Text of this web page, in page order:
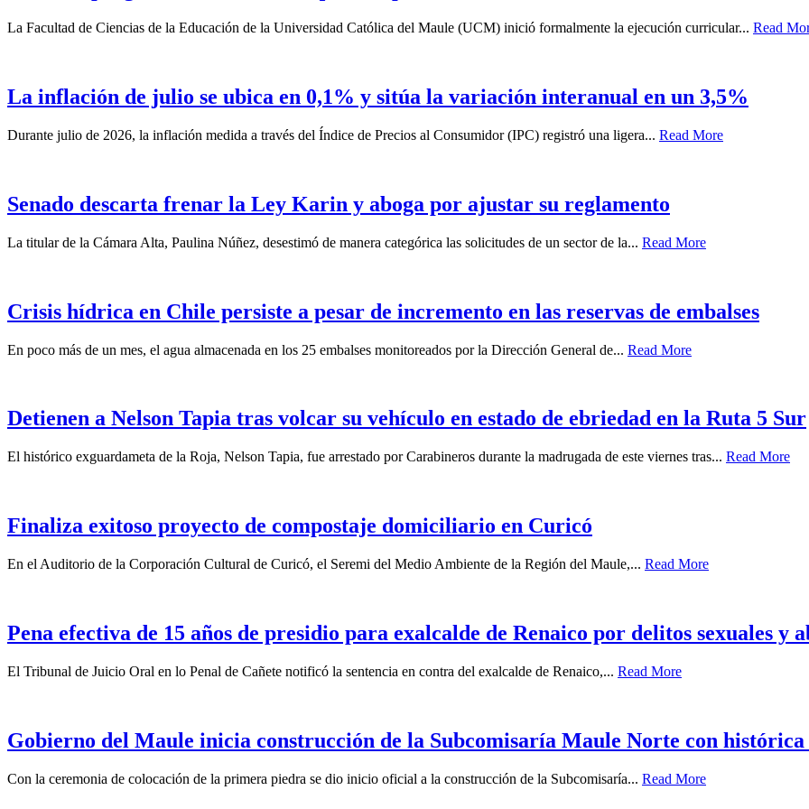
La Facultad de Ciencias de la Educación de la Universidad Católica del Maule (UCM) inició formalmente la ejecución curricular... Read
La inflación de julio se ubica en 0,1% y sitúa la variación interanual en un 3,5%
Durante julio de 2026, la inflación medida a través del Índice de Precios al Consumidor (IPC) registró una ligera... Read More
Senado descarta frenar la Ley Karin y aboga por ajustar su reglamento
La titular de la Cámara Alta, Paulina Núñez, desestimó de manera categórica las solicitudes de un sector de la... Read More
Crisis hídrica en Chile persiste a pesar de incremento en las reservas de embalses
En poco más de un mes, el agua almacenada en los 25 embalses monitoreados por la Dirección General de... Read More
Detienen a Nelson Tapia tras volcar su vehículo en estado de ebriedad en la Ruta 5 Sur
El histórico exguardameta de la Roja, Nelson Tapia, fue arrestado por Carabineros durante la madrugada de este viernes tras... Read More
Finaliza exitoso proyecto de compostaje domiciliario en Curicó
En el Auditorio de la Corporación Cultural de Curicó, el Seremi del Medio Ambiente de la Región del Maule,... Read More
Pena efectiva de 15 años de presidio para exalcalde de Renaico por delitos sexuales y
El Tribunal de Juicio Oral en lo Penal de Cañete notificó la sentencia en contra del exalcalde de Renaico,... Read More
Gobierno del Maule inicia construcción de la Subcomisaría Maule Norte con
Con la ceremonia de colocación de la primera piedra se dio inicio oficial a la construcción de la Subcomisaría... Read More